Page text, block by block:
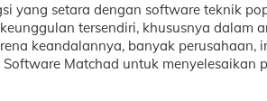
yang setara dengan software teknik
tersendiri, khususnya dalam
keandalannya, banyak perusahaan,
Matchad untuk menyelesaikan